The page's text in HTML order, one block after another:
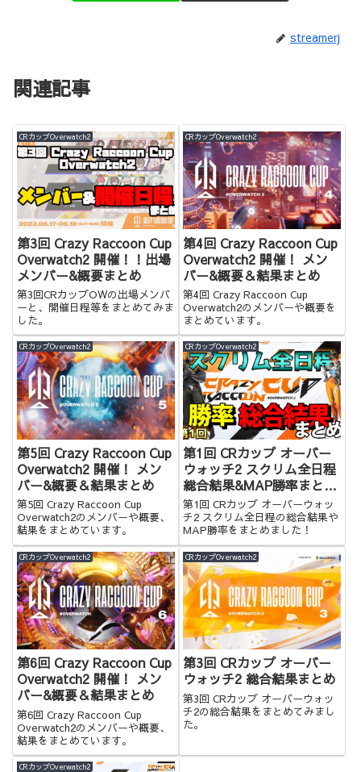
streamerj
関連記事
CRカップOverwatch2
第3回 Crazy Raccoon Cup
Overwatch2 開催！！出場
メンバー&概要まとめ
第3回CRカップOWの出場メンバ
ーと、開催日程等をまとめてみま
した。
CRカップOverwatch2
第4回 Crazy Raccoon Cup
Overwatch2 開催！ メン
バー&概要＆結果まとめ
第4回 Crazy Raccoon Cup
Overwatch2のメンバーや概要を
まとめています。
CRカップOverwatch2
第5回 Crazy Raccoon Cup
Overwatch2 開催！ メン
バー&概要＆結果まとめ
第5回 Crazy Raccoon Cup
Overwatch2のメンバーや概要、
結果をまとめています。
CRカップOverwatch2
第1回 CRカップ オーバー
ウォッチ2 スクリム全日程
総合結果&MAP勝率まとめ
【OW2】
第1回 CRカップ オーバーウォッ
チ2 スクリム全日程の総合結果や
MAP勝率をまとめました！
CRカップOverwatch2
第6回 Crazy Raccoon Cup
Overwatch2 開催！ メン
バー&概要＆結果まとめ
第6回 Crazy Raccoon Cup
Overwatch2のメンバーや概要、
結果をまとめています。
CRカップOverwatch2
第3回 CRカップ オーバー
ウォッチ2 総合結果まとめ
第3回 CRカップ オーバーウォッ
チ2の総合結果をまとめてみまし
た。
CRカップOverwatch2